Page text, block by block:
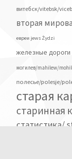
витебск/vitebsk/
вторая
евреи jews Żydzi
железные дороги
могилев/mahilew/
полесье/polesje/
старая
старинная
статистика/